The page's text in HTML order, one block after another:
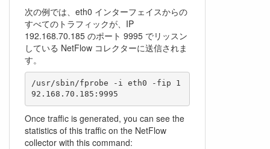
次の例では、eth0 インターフェイスからの
すべてのトラフィックが、IP
192.168.70.185 のポート 9995 でリッスン
している NetFlow コレクターに送信されま
す。
/usr/sbin/fprobe -i eth0 -fip 1
Once traffic is generated, you can see the
statistics of this traffic on the NetFlow
collector with this command: